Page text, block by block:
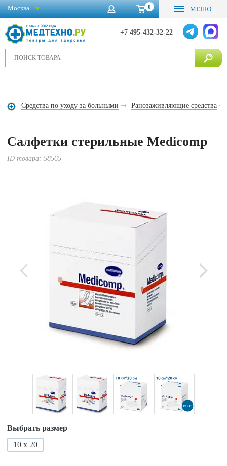
0 МЕНЮ
+7 495-432-32-22
Москва
Средства по уходу за больными Ранозаживляющие средства
Салфетки стерильные Medicomp
ID товара:58565
Выбрать размер
10 х 20